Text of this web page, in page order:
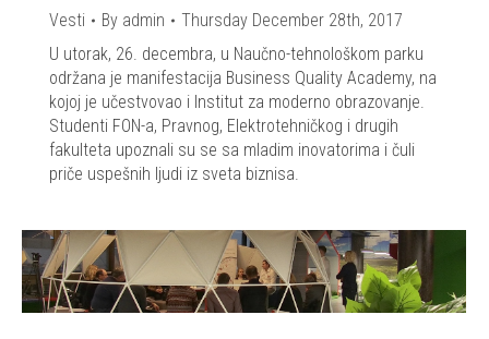
Vesti By admin
Thursday December 28th, 2017
U utorak, 26. decembra, u Naučno-tehnološkom parku
održana je manifestacija Business Quality Academy, na
kojoj je učestvovao i Institut za moderno obrazovanje.
Studenti FON-a, Pravnog, Elektrotehničkog i drugih
fakulteta upoznali su se sa mladim inovatorima i čuli
priče uspešnih ljudi iz sveta biznisa.